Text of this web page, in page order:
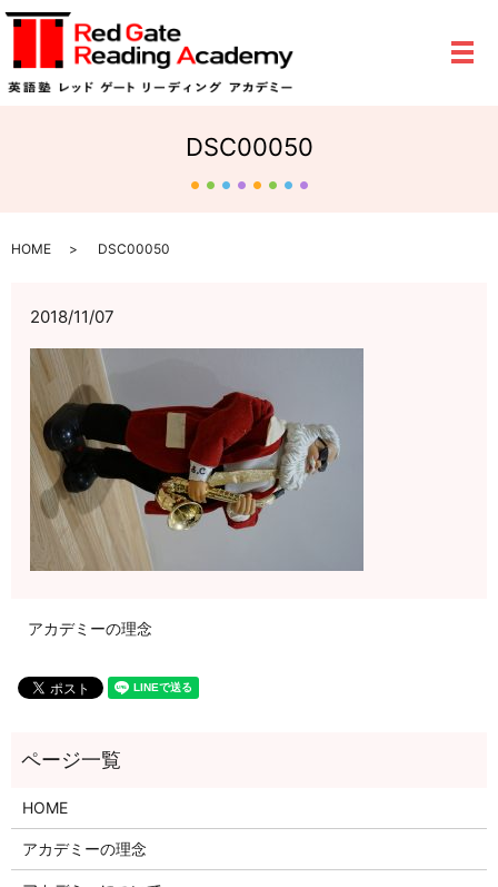
メ
DSC00050
HOME DSC00050
2018/11/07
アカデミーの理念
HOME
アカデミーの理念